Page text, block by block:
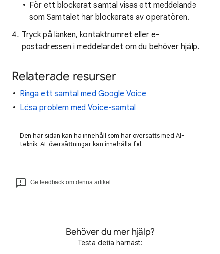
För ett blockerat samtal visas ett meddelande
som Samtalet har blockerats av operatören.
Tryck på länken, kontaktnumret eller e-
postadressen i meddelandet om du behöver hjälp.
Relaterade resurser
Ringa ett samtal med Google Voice
Lösa problem med Voice-samtal
Den här sidan kan ha innehåll som har översatts med AI-
teknik. AI-översättningar kan innehålla fel.
Ge feedback om denna artikel
Behöver du mer hjälp?
Testa detta härnäst: